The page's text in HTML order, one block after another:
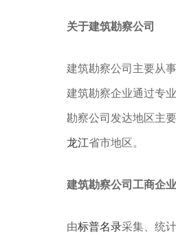
关于建筑勘察公司
建筑勘察公司主要从
建筑勘察企业通过专
勘察公司发达地区主
龙江省市地区。
建筑勘察公司工商企
由标普名录采集、统